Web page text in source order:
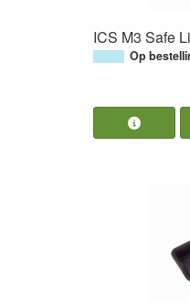
ICS M3 Safe
Op